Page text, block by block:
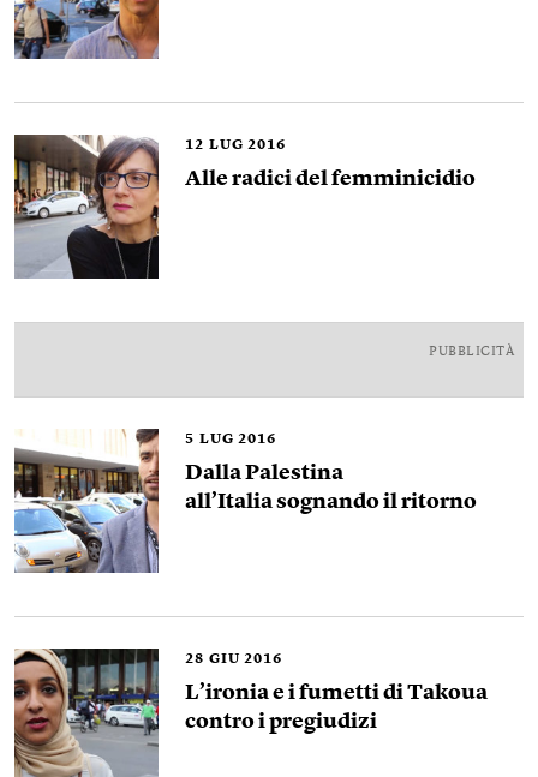
12 LUG 2016
Alle radici del femminicidio
PUBBLICITÀ
5 LUG 2016
Dalla Palestina
all’Italia sognando il ritorno
28 GIU 2016
L’ironia e i fumetti di Takoua
contro i pregiudizi